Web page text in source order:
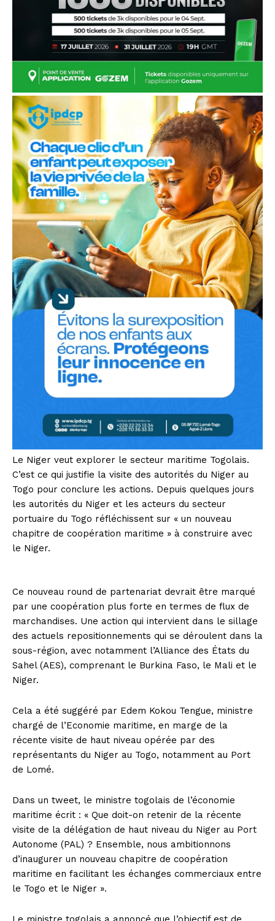
Le Niger veut explorer le secteur maritime Togolais.
C’est ce qui justifie la visite des autorités du Niger au
Togo pour conclure les actions. Depuis quelques jours
les autorités du Niger et les acteurs du secteur
portuaire du Togo réfléchissent sur « un nouveau
chapitre de coopération maritime » à construire avec
le Niger.
Ce nouveau round de partenariat devrait être marqué
par une coopération plus forte en termes de flux de
marchandises. Une action qui intervient dans le sillage
des actuels repositionnements qui se déroulent dans la
sous-région, avec notamment l’Alliance des États du
Sahel (AES), comprenant le Burkina Faso, le Mali et le
Niger.
Cela a été suggéré par Edem Kokou Tengue, ministre
chargé de l’Economie maritime, en marge de la
récente visite de haut niveau opérée par des
représentants du Niger au Togo, notamment au Port
de Lomé.
Dans un tweet, le ministre togolais de l’économie
maritime écrit : « Que doit-on retenir de la récente
visite de la délégation de haut niveau du Niger au Port
Autonome (PAL) ? Ensemble, nous ambitionnons
d’inaugurer un nouveau chapitre de coopération
maritime en facilitant les échanges commerciaux entre
le Togo et le Niger ».